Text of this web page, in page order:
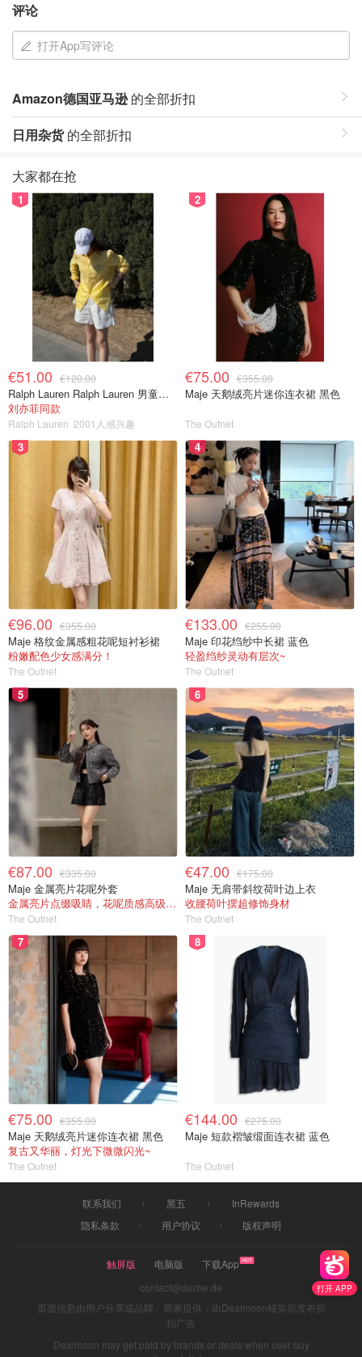
评论
打开App写评论
Amazon德国亚马逊的全部折扣
日用杂货的全部折扣
打开 APP
大家都在抢
1
€51.00 €120.00
Ralph Lauren Ralph Lauren 男童亚麻衬衫
刘亦菲同款
Ralph Lauren 2001人感兴趣
2
€75.00 €355.00
Maje 天鹅绒亮片迷你连衣裙 黑色
The Outnet
3
€96.00 €355.00
Maje 格纹金属感粗花呢短衬衫裙
粉嫩配色少女感满分！
The Outnet
4
€133.00 €255.00
Maje 印花绉纱中长裙 蓝色
轻盈绉纱灵动有层次~
The Outnet
5
€87.00 €335.00
Maje 金属亮片花呢外套
金属亮片点缀吸睛，花呢质感高级又显贵
The Outnet
6
€47.00 €175.00
Maje 无肩带斜纹荷叶边上衣
收腰荷叶摆超修饰身材
The Outnet
7
€75.00 €355.00
Maje 天鹅绒亮片迷你连衣裙 黑色
复古又华丽，灯光下微微闪光~
The Outnet
8
€144.00 €275.00
Maje 短款褶皱缎面连衣裙 蓝色
The Outnet
联系我们 黑五
InRewards
隐私条款
用户协议 版权声明
触屏版 电脑版
下载App
contact@dazhe.de
页面信息由用户分享或品牌、商家提供，由Dealmoon核实后发布折
扣广告
Dealmoon may get paid by brands or deals when user buy